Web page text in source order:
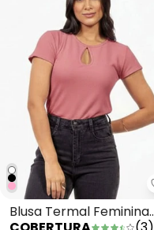
Blusa Termal Feminina